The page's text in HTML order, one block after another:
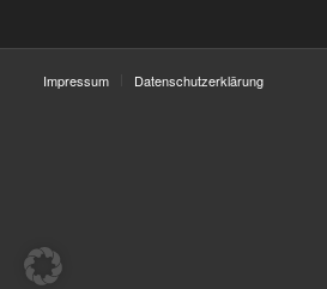
Impressum Datenschutzerklärung